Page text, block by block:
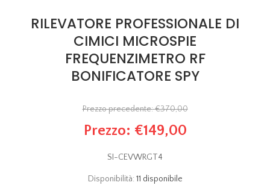
RILEVATORE PROFESSIONALE DI
CIMICI MICROSPIE
FREQUENZIMETRO RF
BONIFICATORE SPY
Prezzo precedente:€370,00
Prezzo: €149,00
SI-CEVWRGT4
Disponibilità: 11 disponibile